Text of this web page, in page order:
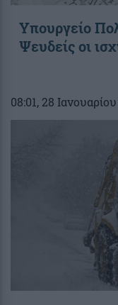
Υπουργείο
Ψευδείς οι
08:01, 28